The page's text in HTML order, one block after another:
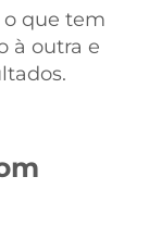
que tem
à outra e